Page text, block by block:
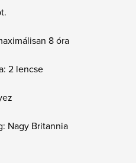
8 óra
2 lencse
Nagy Britannia